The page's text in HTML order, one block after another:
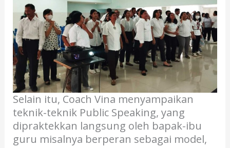
Selain itu, Coach Vina menyampaikan
teknik-teknik Public Speaking, yang
dipraktekkan langsung oleh bapak-ibu
guru misalnya berperan sebagai model,